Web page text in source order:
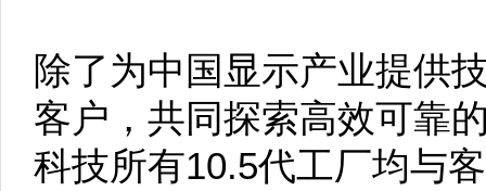
除了为中国显示产业提供
客户，共同探索高效可靠
科技所有10.5代工厂均与